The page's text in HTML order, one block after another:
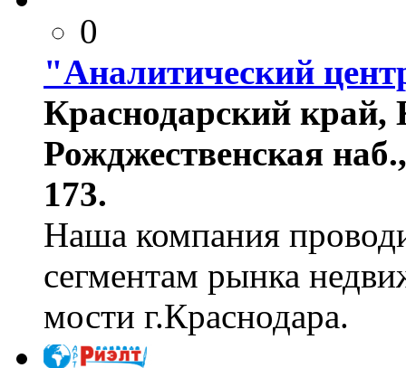
0
"Аналитический
Краснодарский край,
Рожджественская
173.
Наша компания
сегментам рынка
мости г.Краснодара.